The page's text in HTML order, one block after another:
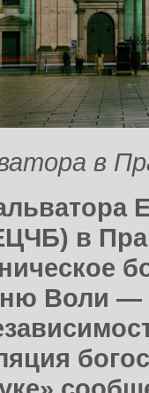
в
в
Воли —